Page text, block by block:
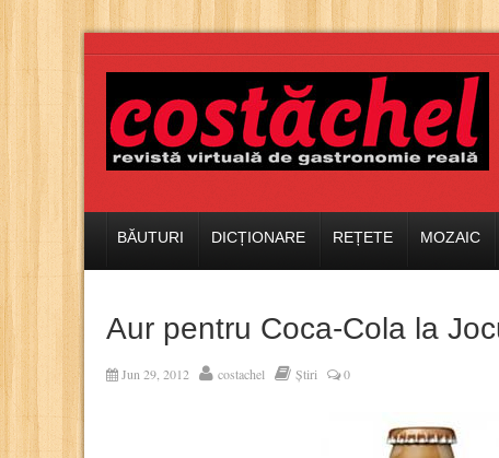
BĂUTURI DICȚIONARE REȚETE MOZAIC
Aur pentru Coca-Cola la
Jun 29, 2012 costachel Știri 0